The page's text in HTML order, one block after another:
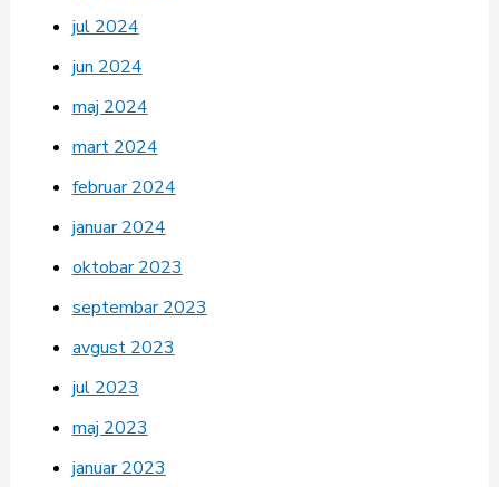
jul 2024
jun 2024
maj 2024
mart 2024
februar 2024
januar 2024
oktobar 2023
septembar 2023
avgust 2023
jul 2023
maj 2023
januar 2023